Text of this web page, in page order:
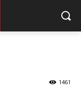
1461